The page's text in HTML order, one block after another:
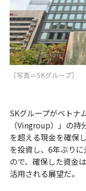
［写真＝SKグループ］
SKグループがベトナ
（Vingroup）」の
を超える現金を確保
を投資し、6年ぶり
ので、確保した資金
活用される展望だ。